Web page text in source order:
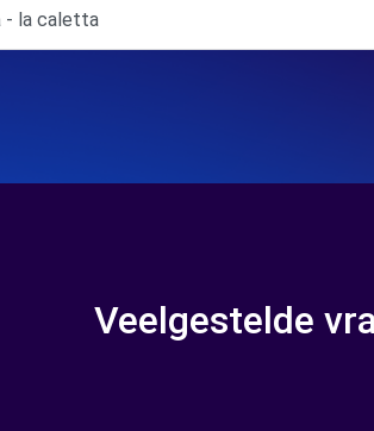
- la caletta
Veelgestelde